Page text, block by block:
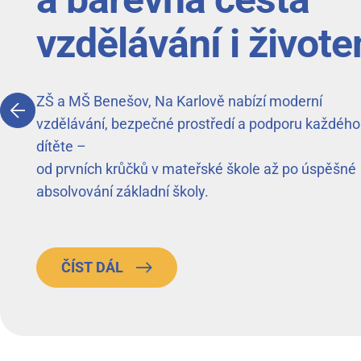
vzdělávání i
ZŠ a MŠ Benešov, Na Karlově nabízí moderní
vzdělávání, bezpečné prostředí a podporu každého
dítěte –
od prvních krůčků v mateřské škole až po úspěšné
absolvování základní školy.
ČÍST DÁL